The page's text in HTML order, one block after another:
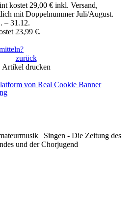
kostet 29,00 € inkl. Versand,​
mit Doppelnummer Juli/August.​
– 31.12.
23,99 €.​
zurück
Artikel drucken
| Singen - Die Zeitung des
und der Chorjugend
von Real Cookie Banner